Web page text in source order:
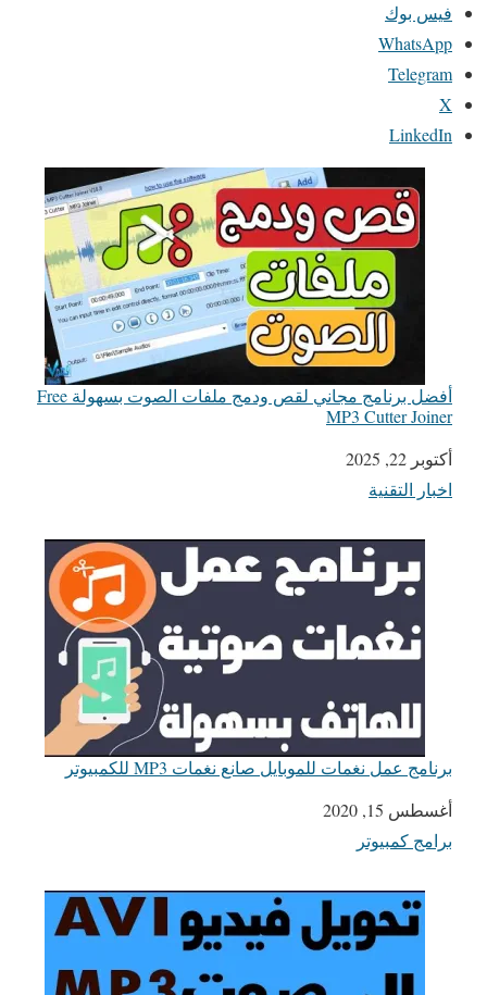
فيس بوك
WhatsApp
Telegram
X
LinkedIn
أفضل برنامج مجاني لقص ودمج ملفات الصوت بسهولة Free
MP3 Cutter Joiner
التاريخ
أكتوبر 22, 2025
في ما يتعلق بما يأتي
اخبار التقنية
برنامج عمل نغمات للموبايل صانع نغمات MP3 للكمبيوتر
التاريخ
أغسطس 15, 2020
في ما يتعلق بما يأتي
برامج كمبيوتر